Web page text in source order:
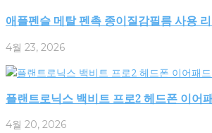
애플펜슬 메탈 펜촉 종이질감필름 사용
4월 23, 2026
플랜트로닉스 백비트 프로2 헤드폰 이어
4월 20, 2026